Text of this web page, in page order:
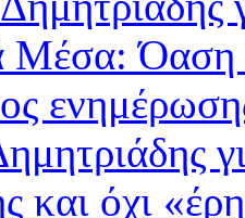
και όχι